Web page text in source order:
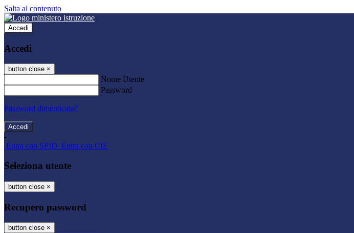
Salta al contenuto
Accedi
Accedi
button close ×
Nome Utente
Password
Password dimenticata?
-
Entra con SPID Entra con CIE
Seleziona utente
button close ×
Recupero password
button close ×